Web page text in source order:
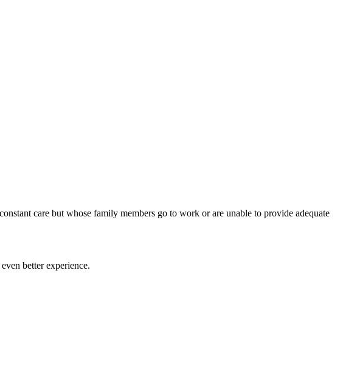
care but whose family members go to work or are unable to provide adequate
better experience.